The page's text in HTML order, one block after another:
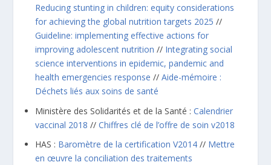
Reducing stunting in children: equity considerations
for achieving the global nutrition targets 2025 //
Guideline: implementing effective actions for
improving adolescent nutrition // Integrating social
science interventions in epidemic, pandemic and
health emergencies response //Aide-mémoire :
Déchets liés aux soins de santé
Ministère des Solidarités et de la Santé :Calendrier
vaccinal 2018 //Chiffres clé de l’offre de soin v2018
HAS : Baromètre de la certification V2014 // Mettre
en œuvre la conciliation des traitements